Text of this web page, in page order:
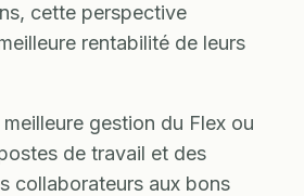
cette perspective
rentabilité de leurs
gestion du Flex ou
de travail et des
collaborateurs aux bons